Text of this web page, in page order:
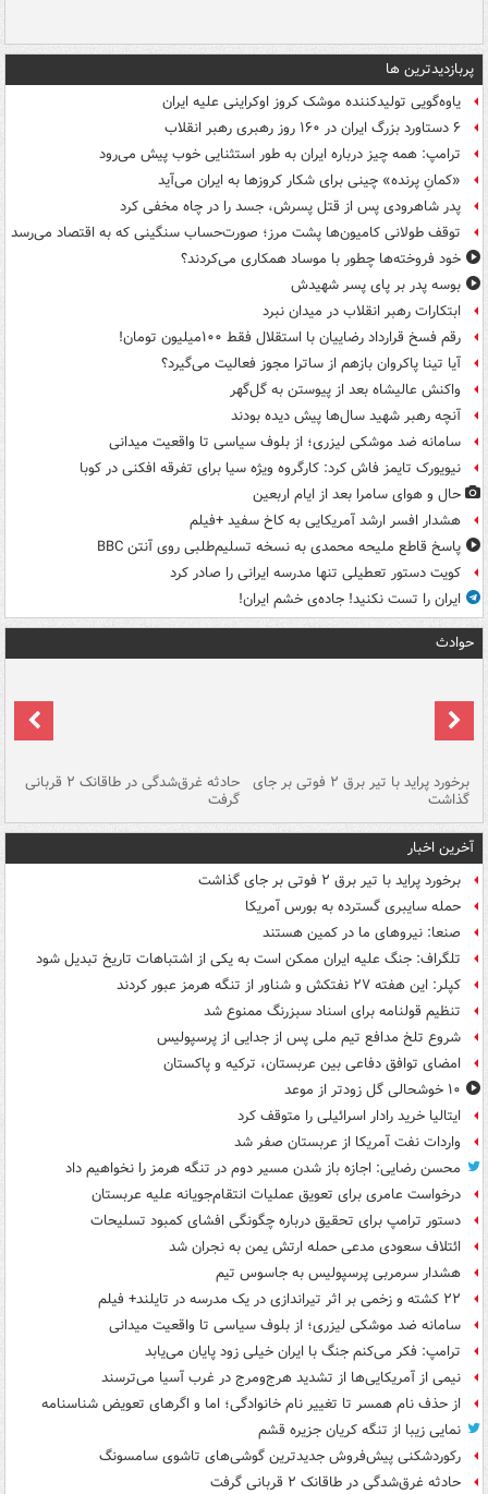
پربازدیدترین ها
یاوه‌گویی تولیدکننده موشک کروز اوکراینی علیه ایران
۶ دستاورد بزرگ ایران در ۱۶۰ روز رهبری رهبر انقلاب
ترامپ: همه چیز درباره ایران به طور استثنایی خوب پیش می‌رود
«کمانِ پرنده» چینی برای شکار کروزها به ایران می‌آید
پدر شاهرودی پس از قتل پسرش، جسد را در چاه مخفی کرد
توقف طولانی کامیون‌ها پشت مرز؛ صورت‌حساب سنگینی که به اقتصاد می‌رسد
خود فروخته‌ها چطور با موساد همکاری می‌کردند؟
بوسه‌ پدر بر پای پسر شهیدش
ابتکارات رهبر انقلاب در میدان نبرد
رقم فسخ قرارداد رضاییان با استقلال فقط ۱۰۰میلیون تومان!
آیا تینا پاکروان بازهم از ساترا مجوز فعالیت می‌گیرد؟
واکنش عالیشاه بعد از پیوستن به گل‌گهر
آنچه رهبر شهید سال‌ها پیش دیده بودند
سامانه ضد موشکی لیزری؛ از بلوف سیاسی تا واقعیت میدانی
نیویورک تایمز فاش کرد: کارگروه ویژه سیا برای تفرقه افکنی در کوبا
حال و هوای سامرا بعد از ایام اربعین
هشدار افسر ارشد آمریکایی به کاخ سفید +فیلم
پاسخ قاطع ملیحه محمدی به نسخه تسلیم‌طلبی روی آنتن BBC
کویت دستور تعطیلی تنها مدرسه ایرانی را صادر کرد
ایران را تست نکنید! جاده‌ی خشم ایران!
حوادث
برخورد پراید با تیر برق ۲ فوتی بر جای
گذاشت
حادثه غرق‌شدگی در طاقانک ۲ قربانی
گرفت
آخرین اخبار
برخورد پراید با تیر برق ۲ فوتی بر جای گذاشت
حمله سایبری گسترده به بورس آمریکا
صنعا: نیروهای ما در کمین‌ هستند
تلگراف: جنگ علیه ایران ممکن است به یکی از اشتباهات تاریخ تبدیل شود
کپلر: این هفته ۲۷ نفتکش و شناور از تنگه هرمز عبور کردند
تنظیم قولنامه برای اسناد سبزرنگ ممنوع شد
شروع تلخ مدافع تیم ملی پس از جدایی از پرسپولیس
امضای توافق دفاعی بین عربستان، ترکیه و پاکستان
۱۰ خوشحالی گل زودتر از موعد
ایتالیا خرید رادار اسرائیلی را متوقف کرد
واردات نفت آمریکا از عربستان صفر شد
محسن رضایی: اجازه باز شدن مسیر دوم در تنگه هرمز را نخواهیم داد
درخواست عامری برای تعویق عملیات انتقام‌جویانه علیه عربستان
دستور ترامپ برای تحقیق درباره چگونگی افشای کمبود تسلیحات
ائتلاف سعودی مدعی حمله ارتش یمن به نجران شد
هشدار سرمربی پرسپولیس به جاسوس تیم
۲۲ کشته و زخمی بر اثر تیراندازی در یک مدرسه در تایلند+ فیلم
سامانه ضد موشکی لیزری؛ از بلوف سیاسی تا واقعیت میدانی
ترامپ: فکر می‌کنم جنگ با ایران خیلی زود پایان می‌یابد
نیمی از آمریکایی‌ها از تشدید هرج‌ومرج در غرب آسیا می‌ترسند
از حذف نام همسر تا تغییر نام خانوادگی؛ اما و اگرهای تعویض شناسنامه
نمایی زیبا از تنگه کریان جزیره قشم
رکوردشکنی پیش‌فروش جدیدترین گوشی‌های تاشوی سامسونگ
حادثه غرق‌شدگی در طاقانک ۲ قربانی گرفت